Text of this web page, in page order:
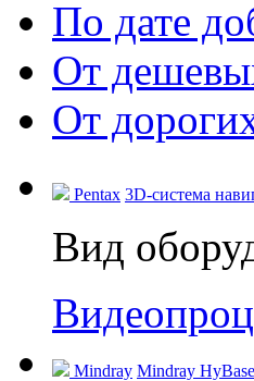
По дате
От
От
Pentax 3D-система
Вид
Mindray Mindray